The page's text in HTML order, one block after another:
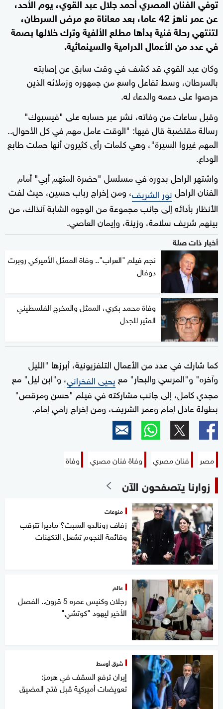
توفي الفنان المصري أحمد جلال عبد القوي، يوم الأحد،
عن عمر ناهز 42 عاما، بعد معاناة مع مرض السرطان،
لتنتهي رحلة فنية بدأها مطلع الألفية وترك خلالها بصمة
في عدد من الأعمال الدرامية والسينمائية.
وكان عبد القوي قد كشف في وقت سابق عن إصابته
بالسرطان، وسط تفاعل واسع من جمهوره وزملائه الذين
حرصوا على دعمه والدعاء له.
وقبل ساعات من وفاته، نشر عبر حسابه على "فيسبوك"
رسالة مقتضبة قال فيها: "الوقت عامل مهم في كل الأحوال..
المهم غيروا السيرة"، وهي كلمات رأى كثيرون أنها حملت طابع
الوداع.
واشتهر الراحل بدوره في مسلسل "حضرة المتهم أبي" أمام
الفنان الراحلنور الشريف، ومن إخراج رباب حسين، حيث لفت
الأنظار بأدائه إلى جانب مجموعة من الوجوه الشابة آنذاك، من
بينهم شريف سلامة، وزينة، وإيمان العاصي.
أخبار ذات صلة
نجم فيلم "العراب".. وفاة الممثل الأميركي روبرت
دوفال
وفاة محمد بكري، الممثل والمخرج الفلسطيني
المثير للجدل
كما شارك في عدد من الأعمال التلفزيونية، أبرزها "الليل
وآخره" و"المرسي والبحار" مع يحيى الفخراني، و"ابن ليل" مع
مجدي كامل، إلى جانب مشاركته في فيلم "حسن ومرقص"
بطولة عادل إمام وعمر الشريف، ومن إخراج رامي إمام.
مصر فنان مصري وفاة فنان مصري وفاة
زوارنا يتصفحون الآن
منوعات
زفاف رونالدو السبت؟ ماديرا تترقب
وقائمة النجوم تشعل التكهنات
عالم
رجلان وكنيس عمره 5 قرون.. الفصل
الأخير ليهود "كوتشي"
شرق أوسط
إيران ترفع السقف في هرمز:
تعويضات أميركية قبل فتح المضيق